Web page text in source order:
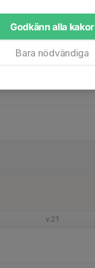
v.21
Godkänn alla kakor
Bara nödvändiga